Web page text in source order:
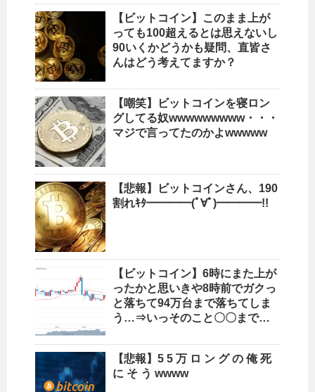
【ビットコイン】このまま上が
っても100超えるとは思えないし
90いくかどうかも疑問、直皆さ
んはどう考えてますか？
【嘲笑】ビットコインを寝ロン
グしてる奴wwwwwwwww・・・
マジで言ってたのかよwwwww
【悲報】ビットコインさん、190
割れｷﾀ━━━━(ﾟ∀ﾟ)━━━━!!
【ビットコイン】6時にまた上が
ったかと思いきや8時前でガクっ
と落ちて94万台まで落ちてしま
う…⇒いっそのこと〇〇まで…
【悲報】5 5 万 ロ ン グ の 俺 死
に そ う wwww